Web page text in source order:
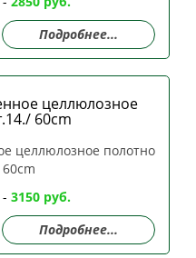
Подробнее...
целлюлозное
60сm
3150 руб.
Подробнее...